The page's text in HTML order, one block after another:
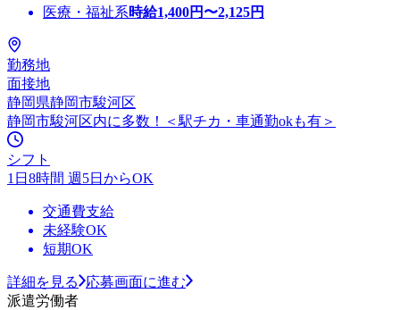
医療・福祉系時給1,400円〜2,125円
勤務地
面接地
静岡県静岡市駿河区
静岡市駿河区内に多数！＜駅チカ・車通勤okも有＞
シフト
1日8時間 週5日からOK
交通費支給
未経験OK
短期OK
詳細を見る
応募画面に進む
派遣労働者